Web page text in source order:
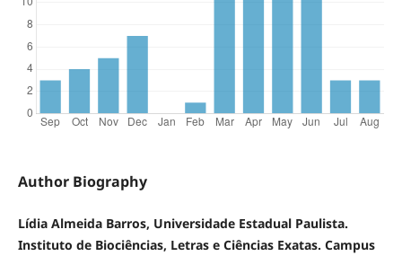
Author Biography
Lídia Almeida Barros, Universidade Estadual Paulista.
Instituto de Biociências, Letras e Ciências Exatas. Campus